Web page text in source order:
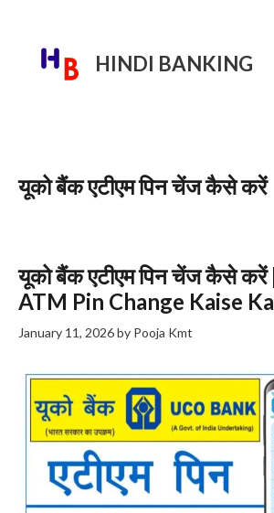
content
HINDI BANKING
यूको बैंक एटीएम पिन चेंज कैसे करें
यूको बैंक एटीएम पिन चेंज कैसे
ATM Pin Change Kaise
January 11, 2026by Pooja Kmt